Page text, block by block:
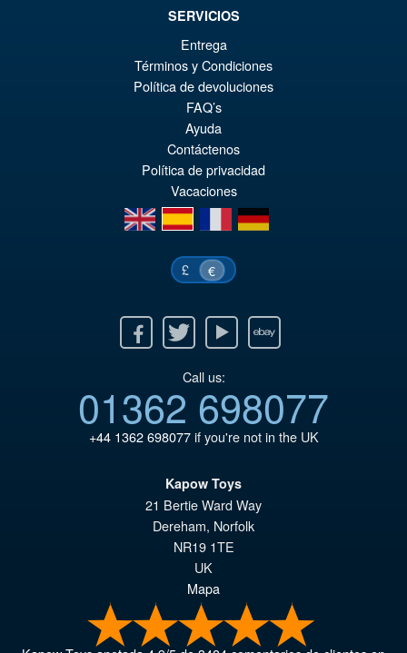
SERVICIOS
Entrega
Términos y Condiciones
Política de devoluciones
FAQ’s
Ayuda
Contáctenos
Política de privacidad
Vacaciones
en
es fr de
£ €
Twitter Youtube Ebay
Call us:
01362 698077
+44 1362 698077if you're not in the UK
Kapow Toys
21 Bertie Ward Way
Dereham, Norfolk
NR19 1TE
UK
Mapa